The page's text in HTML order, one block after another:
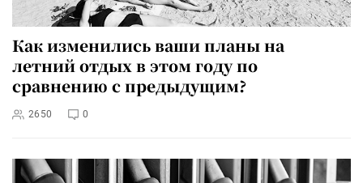
Как изменились ваши планы на
летний отдых в этом году по
сравнению с предыдущим?
2650 0